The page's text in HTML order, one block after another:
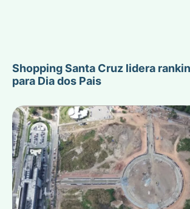
Shopping Santa Cruz lidera
para Dia dos Pais